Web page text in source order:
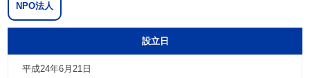
NPO法人
設立日
平成24年6月21日